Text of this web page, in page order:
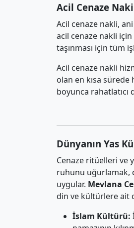
Acil Cenaze
Acil cenaze nakli,
acil cenaze nakli
taşınması için tüm
Acil cenaze nakli
olan en kısa sürede
boyunca rahatlatıcı
Dünyanın Yas
Cenaze ritüelleri ve
ruhunu uğurlamak,
uygular. Mevlana
din ve kültürlere ait
İslam Kültürü: